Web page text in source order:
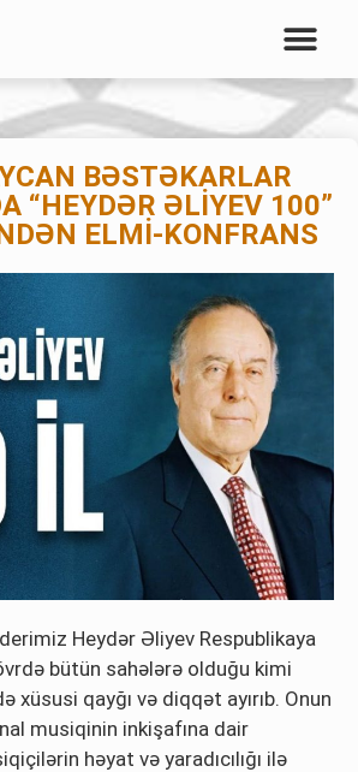
BƏSTƏKARLAR
“HEYDƏR ƏLİYEV 100”
ELMİ-KONFRANS
Heydər Əliyev Respublikaya
bütün sahələrə olduğu kimi
xüsusi qayğı və diqqət ayırıb. Onun
musiqinin inkişafına dair
həyat və yaradıcılığı ilə